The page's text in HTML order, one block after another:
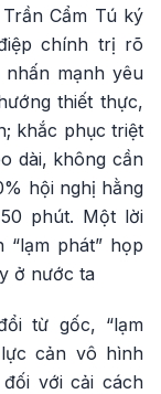
Cẩm Tú ký
chính trị rõ
mạnh yêu
thiết thực,
khắc phục triệt
dài, không cần
hội nghị hằng
phút. Một lời
phát” họp
ở nước ta
từ gốc, “lạm
cản vô hình
với cải cách